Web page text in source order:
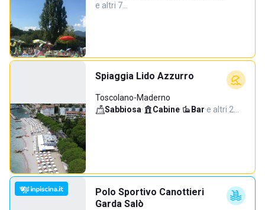
e altri 7…
Spiaggia Lido Azzurro
Toscolano-Maderno
Sabbiosa· Cabine· Bar·e altri 2…
Polo Sportivo Canottieri
Garda Salò